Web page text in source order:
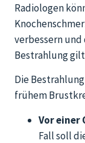
Radiologen
verbessern und
Bestrahlung
Die
frühem
Vor einer
Fall soll